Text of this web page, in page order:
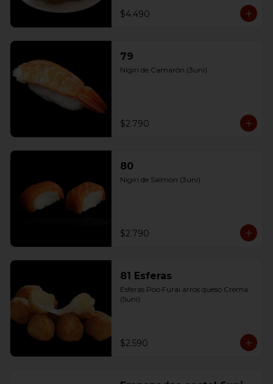
$4.490
79
Nigiri de Camarón (3uni)
$2.790
80
Nigiri de Salmon (3uni)
$2.790
81 Esferas
Esferas Poo Furai arros queso Crema
(5uni)
$2.590